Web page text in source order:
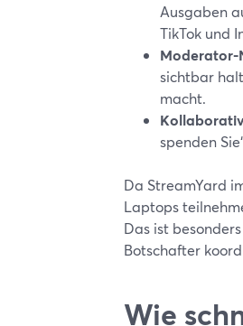
Ausgaben
TikTok und
Moderator-
sichtbar
macht.
spenden
Da StreamYard
Laptops
Das ist
Botschafter
Wie